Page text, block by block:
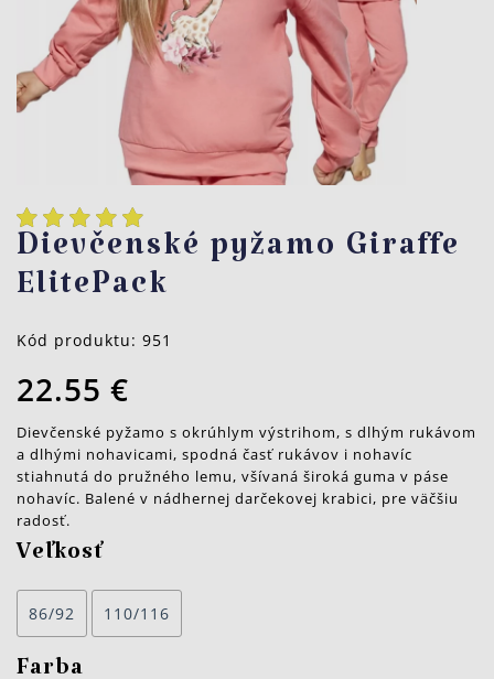
Dievčenské pyžamo Giraffe
ElitePack
Kód produktu: 951
22.55 €
Dievčenské pyžamo s okrúhlym výstrihom, s dlhým rukávom
a dlhými nohavicami, spodná časť rukávov i nohavíc
stiahnutá do pružného lemu, všívaná široká guma v páse
nohavíc. Balené v nádhernej darčekovej krabici, pre väčšiu
radosť.
Veľkosť
86/92 110/116